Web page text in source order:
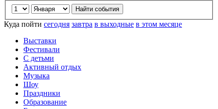
Куда пойти сегодня завтра в выходные в этом месяце
Выставки
Фестивали
С детьми
Активный отдых
Музыка
Шоу
Праздники
Образование